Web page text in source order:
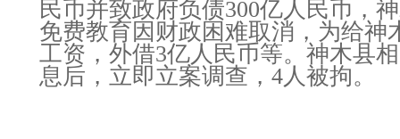
民币并致政府负债300亿人民币，
免费教育因财政困难取消，为给神
工资，外借3亿人民币等。神木县
息后，立即立案调查，4人被拘。